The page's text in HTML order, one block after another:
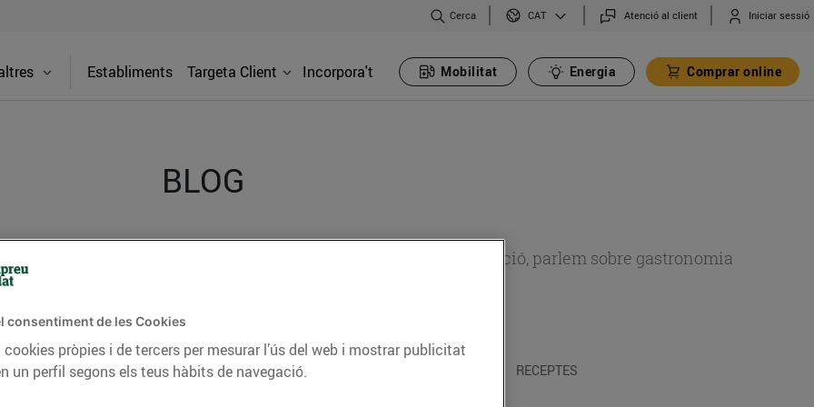
Cerca CAT Atenció al client Iniciar sessió
Establiments Targeta Client Incorpora't Mobilitat Energia Comprar online
BLOG
consells nutricionals, informació d’actualitat sobre alimentació, parlem sobre gastronomia
CONSELLS I HÀBITS SALUDABLES ENERGIA RECEPTES
consentiment de les Cookies
pròpies i de tercers per mesurar l’ús del web i mostrar publicitat
un perfil segons els teus hàbits de navegació.